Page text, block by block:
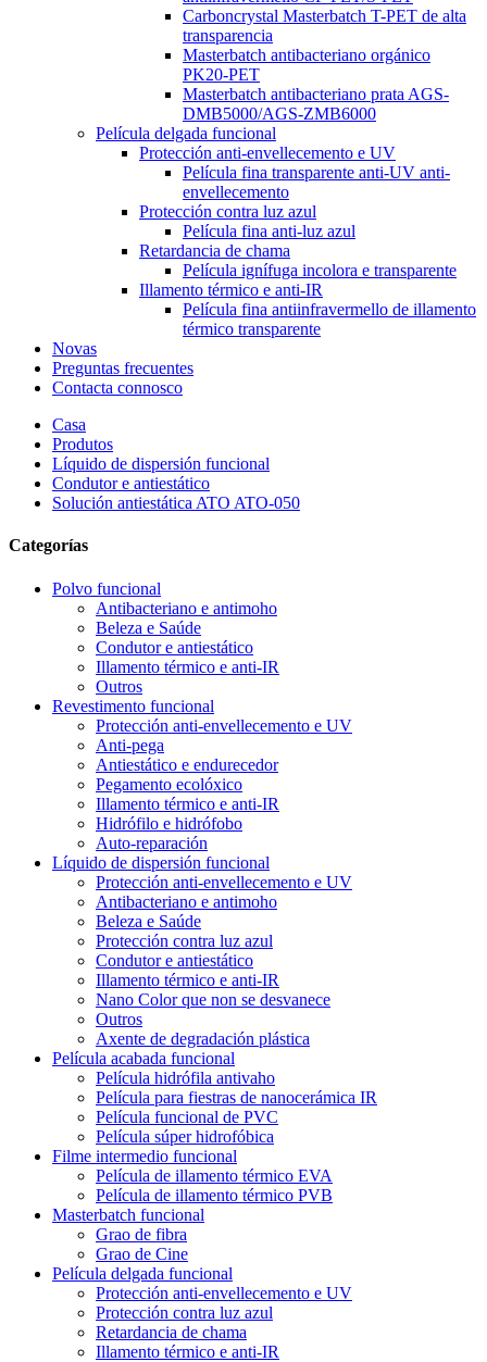
Carboncrystal Masterbatch T-PET de alta
transparencia
Masterbatch antibacteriano orgánico
PK20-PET
Masterbatch antibacteriano prata AGS-
DMB5000/AGS-ZMB6000
Película delgada funcional
Protección anti-envellecemento e UV
Película fina transparente anti-UV anti-
envellecemento
Protección contra luz azul
Película fina anti-luz azul
Retardancia de chama
Película ignífuga incolora e transparente
Illamento térmico e anti-IR
Película fina antiinfravermello de illamento
térmico transparente
Novas
Preguntas frecuentes
Contacta connosco
Casa
Produtos
Líquido de dispersión funcional
Condutor e antiestático
Solución antiestática ATO ATO-050
Categorías
Polvo funcional
Antibacteriano e antimoho
Beleza e Saúde
Condutor e antiestático
Illamento térmico e anti-IR
Outros
Revestimento funcional
Protección anti-envellecemento e UV
Anti-pega
Antiestático e endurecedor
Pegamento ecolóxico
Illamento térmico e anti-IR
Hidrófilo e hidrófobo
Auto-reparación
Líquido de dispersión funcional
Protección anti-envellecemento e UV
Antibacteriano e antimoho
Beleza e Saúde
Protección contra luz azul
Condutor e antiestático
Illamento térmico e anti-IR
Nano Color que non se desvanece
Outros
Axente de degradación plástica
Película acabada funcional
Película hidrófila antivaho
Película para fiestras de nanocerámica IR
Película funcional de PVC
Película súper hidrofóbica
Filme intermedio funcional
Película de illamento térmico EVA
Película de illamento térmico PVB
Masterbatch funcional
Grao de fibra
Grao de Cine
Película delgada funcional
Protección anti-envellecemento e UV
Protección contra luz azul
Retardancia de chama
Illamento térmico e anti-IR